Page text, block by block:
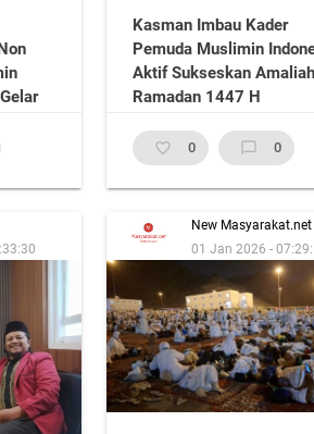
Kasman Imbau Kader
Pemuda Muslimin
Aktif Sukseskan Amaliah
Ramadan 1447 H
favorite_border 0 chat_bubble_outline 0
New Masyarakat.net
01 Jan 2026 -